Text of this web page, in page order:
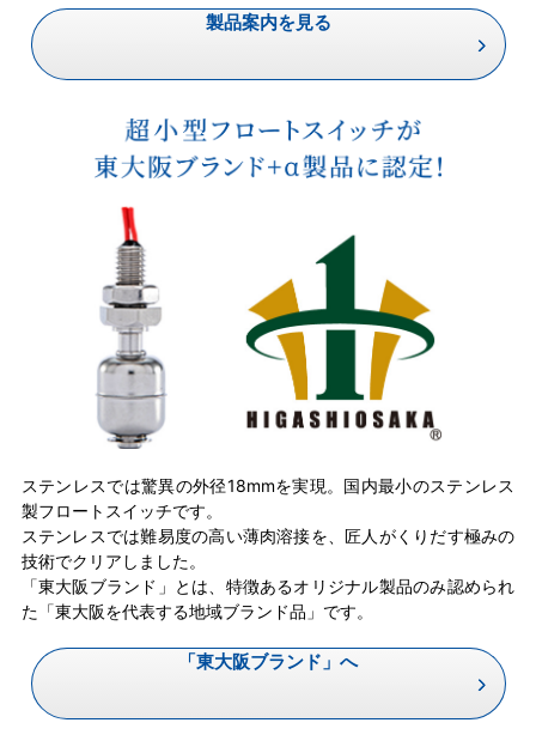
製品案内を見る
ステンレスでは驚異の外径18mmを実現。国内最小のステンレス
製フロートスイッチです。
ステンレスでは難易度の高い薄肉溶接を、匠人がくりだす極みの
技術でクリアしました。
「東大阪ブランド」とは、特徴あるオリジナル製品のみ認められ
た「東大阪を代表する地域ブランド品」です。
「東大阪ブランド」へ